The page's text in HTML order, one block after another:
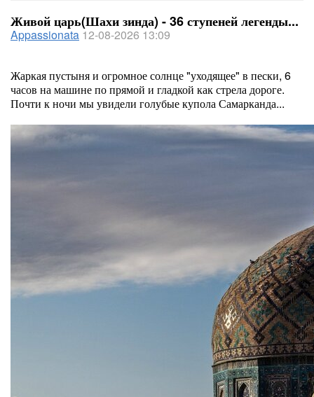
Живой царь(Шахи зинда) - 36 ступеней легенды...
Appassionata 12-08-2026 13:09
Жаркая пустыня и огромное солнце "уходящее" в пески, 6
часов на машине по прямой и гладкой как стрела дороге.
Почти к ночи мы увидели голубые купола Самарканда...